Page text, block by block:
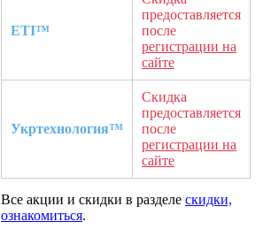
ETI™
предоставляется
после
регистрации на
сайте
Укртехнология™
Скидка
предоставляется
после
регистрации на
сайте
Все акции и скидки в разделе скидки,
ознакомиться.